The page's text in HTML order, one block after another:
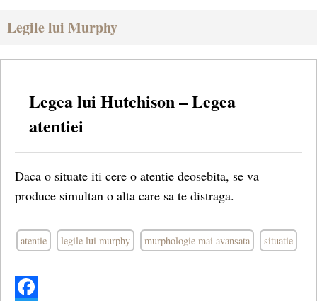
Legile lui Murphy
Legea lui Hutchison – Legea
atentiei
Daca o situate iti cere o atentie deosebita, se va
produce simultan o alta care sa te distraga.
atentie legile lui murphy murphologie mai avansata situatie